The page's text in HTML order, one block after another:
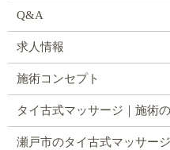
Q&A
求人情報
施術コンセプト
タイ古式マッサージ｜施術
瀬戸市のタイ古式マッサー